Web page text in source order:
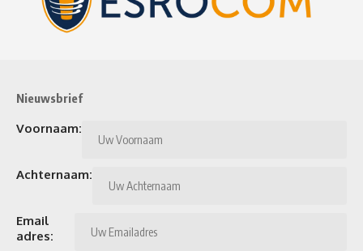
Nieuwsbrief
Voornaam:
Achternaam:
Email
adres: